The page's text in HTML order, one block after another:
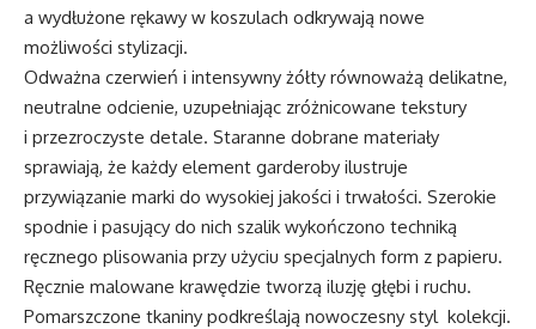
a wydłużone rękawy w koszulach odkrywają nowe
możliwości stylizacji.
Odważna czerwień i intensywny żółty równoważą delikatne,
neutralne odcienie, uzupełniając zróżnicowane tekstury
i przezroczyste detale. Staranne dobrane materiały
sprawiają, że każdy element garderoby ilustruje
przywiązanie marki do wysokiej jakości i trwałości. Szerokie
spodnie i pasujący do nich szalik wykończono techniką
ręcznego plisowania przy użyciu specjalnych form z papieru.
Ręcznie malowane krawędzie tworzą iluzję głębi i ruchu.
Pomarszczone tkaniny podkreślają nowoczesny styl kolekcji.